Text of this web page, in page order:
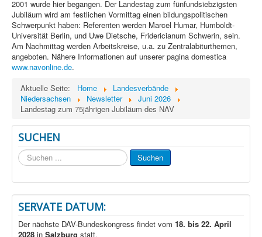
2001 wurde hier begangen. Der Landestag zum fünfundsiebzigsten
Jubiläum wird am festlichen Vormittag einen bildungspolitischen
Schwerpunkt haben: Referenten werden Marcel Humar, Humboldt-
Universität Berlin, und Uwe Dietsche, Fridericianum Schwerin, sein.
Am Nachmittag werden Arbeitskreise, u.a. zu Zentralabiturthemen,
angeboten. Nähere Informationen auf unserer pagina domestica
www.navonline.de.
Aktuelle Seite:
Home
Landesverbände
Niedersachsen
Newsletter
Juni 2026
Landestag zum 75jährigen Jubiläum des NAV
SUCHEN
Suchen
...
Suchen
SERVATE DATUM:
Der nächste DAV-Bundeskongress findet vom 18. bis 22. April
2028 in Salzburg statt.